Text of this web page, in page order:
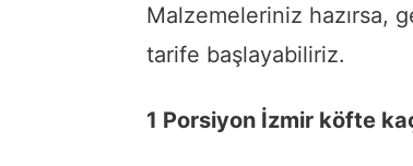
Malzemeleriniz hazırsa,
tarife başlayabiliriz.
1 Porsiyon İzmir köfte